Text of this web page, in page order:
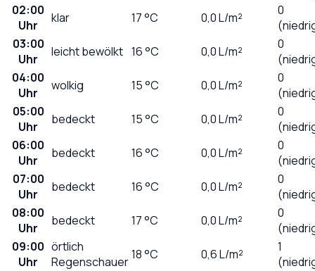
02:00
Uhr
klar 17°C 0,0L/m²
0
03:00
Uhr
leicht bewölkt 16°C 0,0L/m²
0
04:00
Uhr
wolkig 15°C 0,0L/m²
0
05:00
Uhr
bedeckt 15°C 0,0L/m²
0
06:00
Uhr
bedeckt 16°C 0,0L/m²
0
07:00
Uhr
bedeckt 16°C 0,0L/m²
0
08:00
Uhr
bedeckt 17°C 0,0L/m²
0
09:00
Uhr
örtlich
Regenschauer18°C 0,6L/m²
1